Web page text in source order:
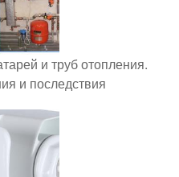
и труб отопления.
и последствия